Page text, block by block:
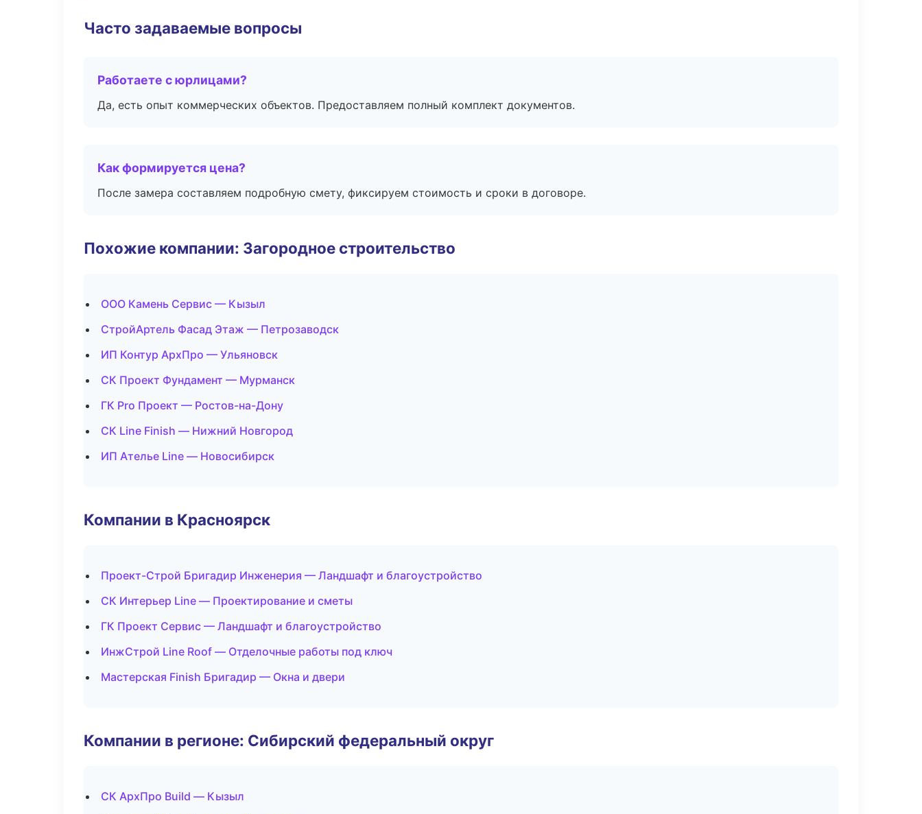
Часто задаваемые вопросы
Работаете с юрлицами?
Да, есть опыт коммерческих объектов. Предоставляем полный комплект документов.
Как формируется цена?
После замера составляем подробную смету, фиксируем стоимость и сроки в договоре.
Похожие компании: Загородное строительство
ООО Камень Сервис — Кызыл
СтройАртель Фасад Этаж — Петрозаводск
ИП Контур АрхПро — Ульяновск
СК Проект Фундамент — Мурманск
ГК Pro Проект — Ростов-на-Дону
СК Line Finish — Нижний Новгород
ИП Ателье Line — Новосибирск
Компании в Красноярск
Проект-Строй Бригадир Инженерия — Ландшафт и благоустройство
СК Интерьер Line — Проектирование и сметы
ГК Проект Сервис — Ландшафт и благоустройство
ИнжСтрой Line Roof — Отделочные работы под ключ
Мастерская Finish Бригадир — Окна и двери
Компании в регионе: Сибирский федеральный округ
СК АрхПро Build — Кызыл